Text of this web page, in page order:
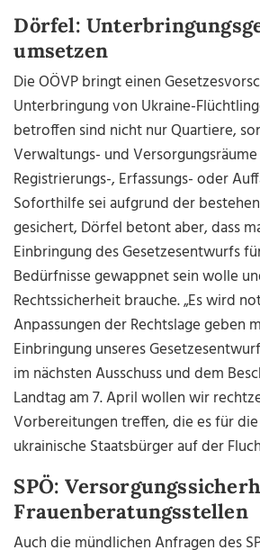
Dörfel:
umsetzen
Die OÖVP bringt einen
Unterbringung von Ukraine-
betroffen sind nicht nur Quartiere,
Verwaltungs- und
Registrierungs-, Erfassungs- oder
Soforthilfe sei aufgrund der
gesichert, Dörfel betont aber, dass
Einbringung des Gesetzesentwurfs
Bedürfnisse gewappnet sein wolle
Rechtssicherheit brauche. „Es wird
Anpassungen der Rechtslage geben
Einbringung unseres
im nächsten Ausschuss und dem
Landtag am 7. April wollen wir
Vorbereitungen treffen, die es für
ukrainische Staatsbürger auf der
SPÖ:
Frauenberatungsstellen
Auch die mündlichen Anfragen des